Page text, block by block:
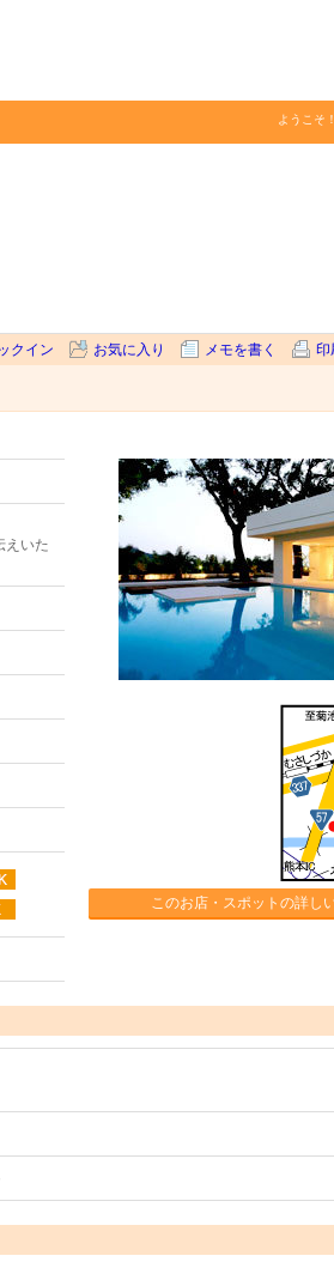
ようこそ！
クイン お気に入り メモを書く 印
えいた
このお店・スポットの詳し